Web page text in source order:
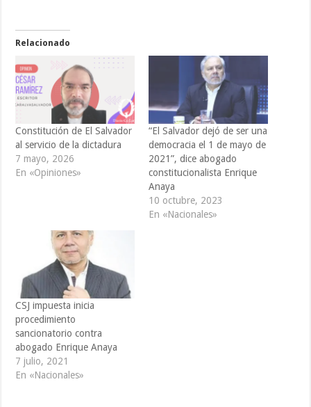
Relacionado
Constitución de El Salvador
al servicio de la dictadura
7 mayo, 2026
En «Opiniones»
“El Salvador dejó de ser una
democracia el 1 de mayo de
2021”, dice abogado
constitucionalista Enrique
Anaya
10 octubre, 2023
En «Nacionales»
CSJ impuesta inicia
procedimiento
sancionatorio contra
abogado Enrique Anaya
7 julio, 2021
En «Nacionales»